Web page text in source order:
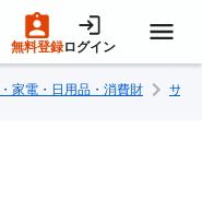
無料登録ログイン
家電・日用品・消費財 サプ